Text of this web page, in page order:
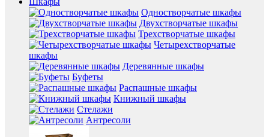
Одностворчатые шкафы
Двухстворчатые шкафы
Трехстворчатые шкафы
Четырехстворчатые
шкафы
Деревянные шкафы
Буфеты
Распашные шкафы
Книжный шкафы
Стелажи
Антресоли